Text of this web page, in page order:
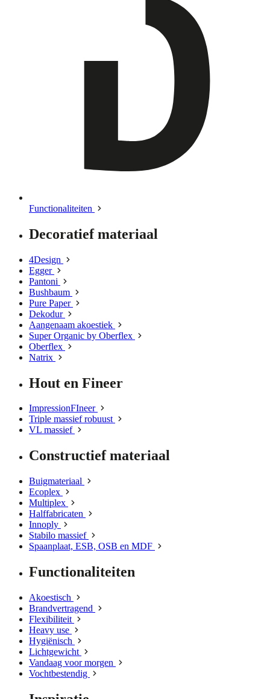
Functionaliteiten
Decoratief materiaal
4Design
Egger
Pantoni
Bushbaum
Pure Paper
Dekodur
Aangenaam akoestiek
Super Organic by Oberflex
Oberflex
Natrix
Hout en Fineer
ImpressionFIneer
Triple massief robuust
VL massief
Constructief materiaal
Buigmateriaal
Ecoplex
Multiplex
Halffabricaten
Innoply
Stabilo massief
Spaanplaat, ESB, OSB en MDF
Functionaliteiten
Akoestisch
Brandvertragend
Flexibiliteit
Heavy use
Hygiënisch
Lichtgewicht
Vandaag voor morgen
Vochtbestendig